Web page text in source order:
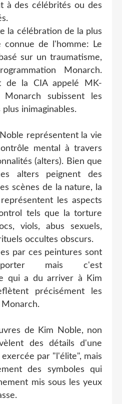
à des célébrités ou des
la célébration de la plus
connue de l'homme: Le
sur un traumatisme,
Monarch.
de la CIA appelé MK-
subissent les
inimaginables.
représentent la vie
mental à travers
(alters). Bien que
alters peignent des
scènes de la nature, la
les aspects
tels que la torture
viols, abus sexuels,
occultes obscurs.
par ces peintures sont
mais c'est
qui a du arriver à Kim
précisément les
de Kim Noble, non
des détails d'une
par "l'élite", mais
des symboles qui
mis sous les yeux